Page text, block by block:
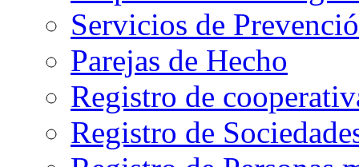
Servicios de
Parejas de Hecho
Registro de
Registro de